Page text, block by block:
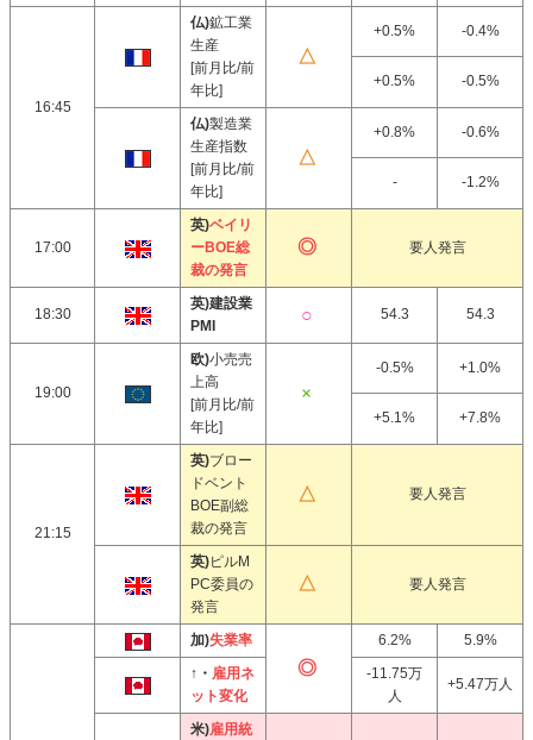
16:45
仏)鉱工業
生産
[前月比/前
年比]
+0.5% -0.4%
+0.5% -0.5%
仏)製造業
生産指数
[前月比/前
年比]
+0.8% -0.6%
- -1.2%
17:00
英)ベイリ
ーBOE総
裁の発言
要人発言
18:30
英)建設業
PMI
54.3 54.3
19:00
欧)小売売
上高
[前月比/前
年比]
-0.5% +1.0%
+5.1% +7.8%
21:15
英)ブロー
ドベント
BOE副総
裁の発言
要人発言
英)ピルM
PC委員の
発言
要人発言
加)失業率 6.2%
5.9%
↑・ 雇用ネ
ット変化
-11.75万
人
+5.47万人
米)雇用統